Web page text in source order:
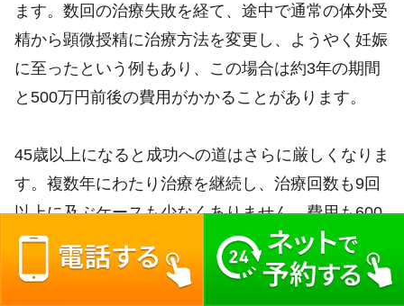
ます。数回の治療失敗を経て、途中で通常の体外受
精から顕微授精に治療方法を変更し、ようやく妊娠
に至ったという例もあり、この場合は約3年の期間
と500万円前後の費用がかかることがあります。
45歳以上になると成功への道はさらに厳しくなりま
す。複数年にわたり治療を継続し、治療回数も9回
以上に及ぶケースも少なくありません。費用も600
万円を超えることがあり、それでも妊娠に至らず、
引き続き医師との相談を重ねながら治療を継続して